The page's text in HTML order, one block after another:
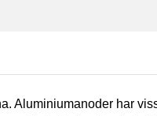
Aluminiumanoder har